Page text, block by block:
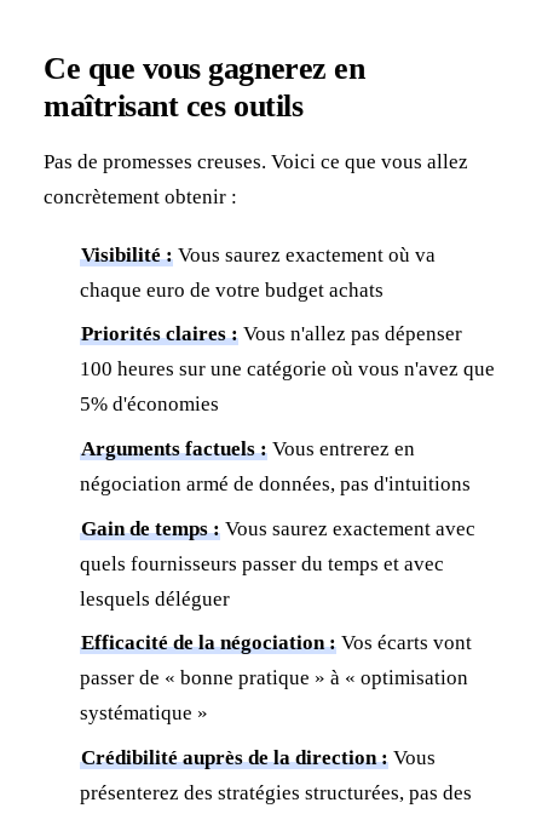
Ce que vous gagnerez en
maîtrisant ces outils
Pas de promesses creuses. Voici ce que vous allez
concrètement obtenir :
Visibilité : Vous saurez exactement où va
chaque euro de votre budget achats
Priorités claires : Vous n'allez pas dépenser
100 heures sur une catégorie où vous n'avez que
5% d'économies
Arguments factuels : Vous entrerez en
négociation armé de données, pas d'intuitions
Gain de temps : Vous saurez exactement avec
quels fournisseurs passer du temps et avec
lesquels déléguer
Efficacité de la négociation : Vos écarts vont
passer de « bonne pratique » à « optimisation
systématique »
Crédibilité auprès de la direction : Vous
présenterez des stratégies structurées, pas des